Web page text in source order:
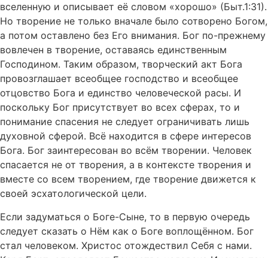
вселенную и описывает её словом «хорошо» (Быт.1:31).
Но творение не только вначале было сотворено Богом,
а потом оставлено без Его внимания. Бог по-прежнему
вовлечен в творение, оставаясь единственным
Господином. Таким образом, творческий акт Бога
провозглашает всеобщее господство и всеобщее
отцовство Бога и единство человеческой расы. И
поскольку Бог присутствует во всех сферах, то и
понимание спасения не следует ограничивать лишь
духовной сферой. Всё находится в сфере интересов
Бога. Бог заинтересован во всём творении. Человек
спасается не от творения, а в контексте творения и
вместе со всем творением, где творение движется к
своей эсхатологической цели.
Если задуматься о Боге-Сыне, то в первую очередь
следует сказать о Нём как о Боге воплощённом. Бог
стал человеком. Христос отождествил Себя с нами.